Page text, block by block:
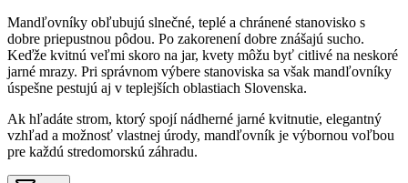
Mandľovníky obľubujú slnečné, teplé a chránené stanovisko s
dobre priepustnou pôdou. Po zakorenení dobre znášajú sucho.
Keďže kvitnú veľmi skoro na jar, kvety môžu byť citlivé na neskoré
jarné mrazy. Pri správnom výbere stanoviska sa však mandľovníky
úspešne pestujú aj v teplejších oblastiach Slovenska.
Ak hľadáte strom, ktorý spojí nádherné jarné kvitnutie, elegantný
vzhľad a možnosť vlastnej úrody, mandľovník je výbornou voľbou
pre každú stredomorskú záhradu.